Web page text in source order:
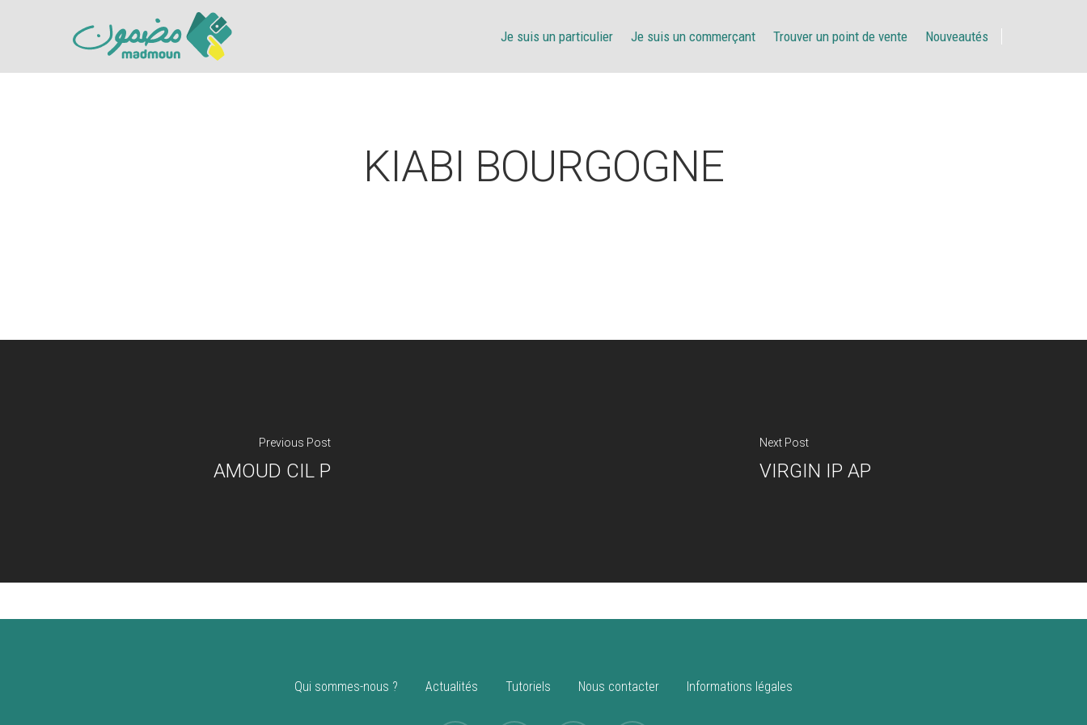
Je suis un particulier Je suis un commerçant Trouver un point de vente Nouveautés
KIABI BOURGOGNE
Previous Post
AMOUD CIL P
Next Post
VIRGIN IP AP
Qui sommes-nous ? Actualités Tutoriels Nous contacter Informations légales